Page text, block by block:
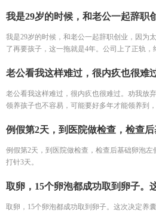
我是29岁的时候，和老公一起辞职创业，因为
了再要孩子，这一拖就是4年。公司上了正轨
了人生中第一个宝宝和一条输卵管。十几年没
孕手术后的几个月，去医院做了检查，发现另
老公看我这样难过，很内疚也很难过。劝我放
领养孩子也不容易，可能要好多年才能领养到
例假第2天，到医院做检查，检查后基础卵泡左
打针3天。
取卵，15个卵泡都成功取到卵子。这次决定养